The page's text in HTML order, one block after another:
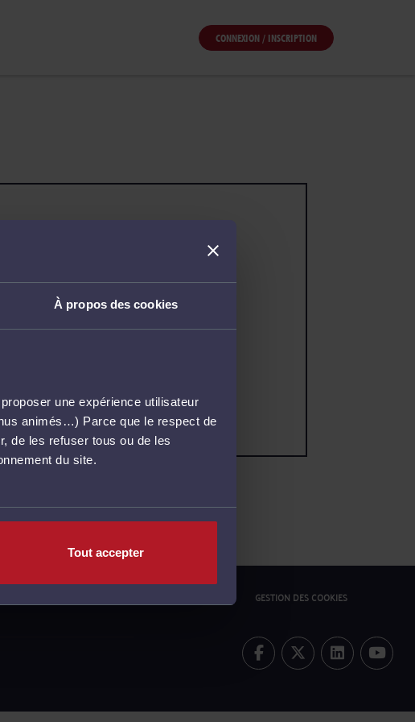
À propos des cookies
une expérience utilisateur
animés…) Parce que le respect de
de les refuser tous ou de les
du site.
Tout accepter
CONNEXION / INSCRIPTION
GESTION DES COOKIES